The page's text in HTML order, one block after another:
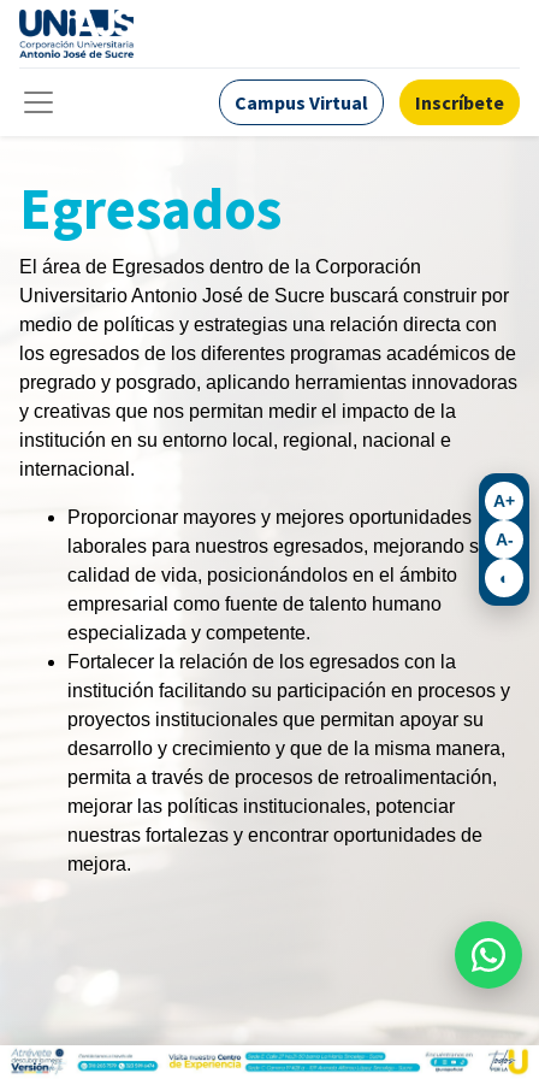
Campus Virtual Inscríbete
Egresados
El área de Egresados dentro de la Corporación
Universitario Antonio José de Sucre buscará construir por
medio de políticas y estrategias una relación directa con
los egresados de los diferentes programas académicos de
pregrado y posgrado, aplicando herramientas innovadoras
y creativas que nos permitan medir el impacto de la
institución en su entorno local, regional, nacional e
internacional.
Proporcionar mayores y mejores oportunidades
laborales para nuestros egresados, mejorando su
calidad de vida, posicionándolos en el ámbito
empresarial como fuente de talento humano
especializada y competente.
Fortalecer la relación de los egresados con la
institución facilitando su participación en procesos y
proyectos institucionales que permitan apoyar su
desarrollo y crecimiento y que de la misma manera,
permita a través de procesos de retroalimentación,
mejorar las políticas institucionales, potenciar
nuestras fortalezas y encontrar oportunidades de
mejora.
A+
A-
◐